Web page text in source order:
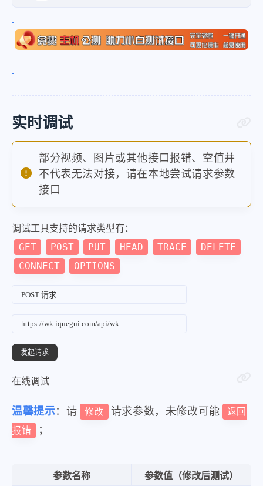
实时调试
部分视频、图片或其他接口报错、空值并
不代表无法对接，请在本地尝试请求参数
接口
调试工具支持的请求类型有：
GET POST PUT HEAD TRACE
DELETE
CONNECT
OPTIONS
在线调试
温馨提示：请 修改 请求参数，未修改可能
返回
报错
；
参数名称 参数值（修改后测试）